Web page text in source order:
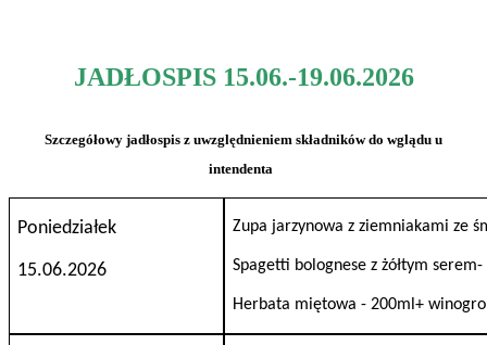
JADŁOSPIS 15.06.-19.06.2026
Szczegółowy jadłospis z uwzględnieniem składników do wglądu u
intendenta
Poniedziałek
15.06.2026
Zupa jarzynowa z ziemniakami ze
Spagetti bolognese z żółtym serem-
Herbata miętowa - 200ml+